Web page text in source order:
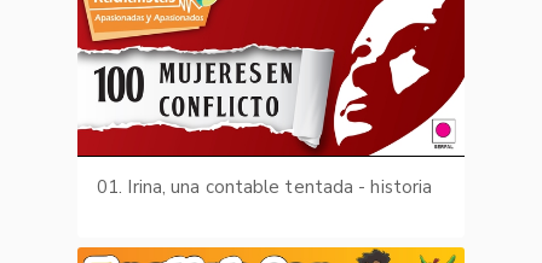
01. Irina, una contable tentada - historia